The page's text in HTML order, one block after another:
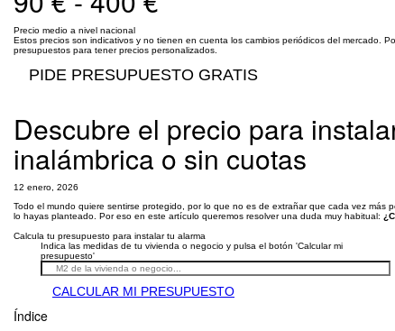
Precio medio a nivel nacional
Estos precios son indicativos y no tienen en cuenta los cambios periódicos del mercado.
presupuestos para tener precios personalizados.
PIDE PRESUPUESTO GRATIS
Descubre el precio para
inalámbrica o sin cuotas
12 enero, 2026
Todo el mundo quiere sentirse protegido, por lo que no es de extrañar que cada vez
lo hayas planteado. Por eso en este artículo queremos resolver una duda muy habitual:
Calcula tu presupuesto para instalar tu alarma
Indica las medidas de tu vivienda o negocio y pulsa el botón 'Calcular mi
presupuesto'
CALCULAR MI PRESUPUESTO
Índice